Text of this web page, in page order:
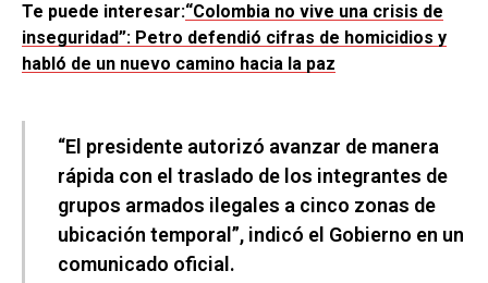
Te puede interesar:“Colombia no vive una crisis de
inseguridad”: Petro defendió cifras de homicidios y
habló de un nuevo camino hacia la paz
“El presidente autorizó avanzar de manera
rápida con el traslado de los integrantes de
grupos armados ilegales a cinco zonas de
ubicación temporal”, indicó el Gobierno en un
comunicado oficial.